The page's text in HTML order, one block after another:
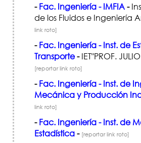
- Fac. Ingeniería - IMFIA-
de los Fluidos e Ingeniería
link roto]
- Fac. Ingeniería - Inst. de
Transporte-IET"PROF.
[reportar link roto]
- Fac. Ingeniería - Inst. de
Mecánica y Producción
link roto]
- Fac. Ingeniería - Inst. de
Estadística- [reportar link roto]